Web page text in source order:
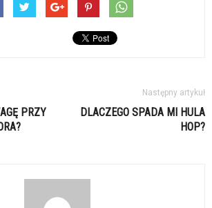
PRZY
Następny artykuł
DLACZEGO SPADA MI HULA
HOP?